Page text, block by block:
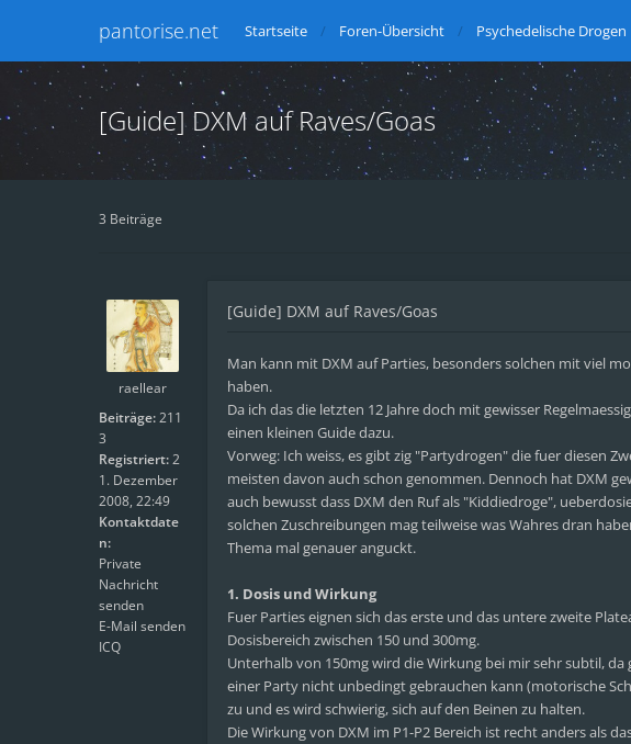
pantorise.net Startseite Foren-Übersicht Psychedelische Drogen
[Guide] DXM auf Raves/Goas
3 Beiträge
raellear
Beiträge:211
3
Registriert:2
1. Dezember
2008, 22:49
Kontaktdate
n:
Private
Nachricht
senden
E-Mail senden
ICQ
[Guide] DXM auf Raves/Goas
Man kann mit DXM auf Parties, besonders solchen mit viel
haben.
Da ich das die letzten 12 Jahre doch mit gewisser
einen kleinen Guide dazu.
Vorweg: Ich weiss, es gibt zig "Partydrogen" die fuer diesen
meisten davon auch schon genommen. Dennoch hat DXM
auch bewusst dass DXM den Ruf als "Kiddiedroge",
solchen Zuschreibungen mag teilweise was Wahres dran
Thema mal genauer anguckt.
1. Dosis und Wirkung
Fuer Parties eignen sich das erste und das untere zweite
Dosisbereich zwischen 150 und 300mg.
Unterhalb von 150mg wird die Wirkung bei mir sehr subtil,
einer Party nicht unbedingt gebrauchen kann (motorische
zu und es wird schwierig, sich auf den Beinen zu halten.
Die Wirkung von DXM im P1-P2 Bereich ist recht anders als